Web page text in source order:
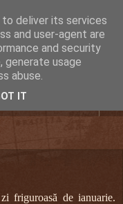
friguroasă de ianuarie.
deliver its services
and user-agent are
and security
generate usage
abuse.
IT